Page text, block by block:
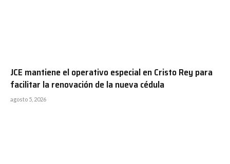
JCE mantiene el operativo especial en Cristo Rey para
facilitar la renovación de la nueva cédula
agosto 5, 2026